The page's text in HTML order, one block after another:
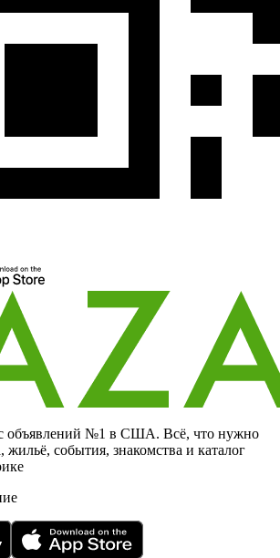
объявлений №1 в США. Всё, что нужно
жильё, события, знакомства и каталог